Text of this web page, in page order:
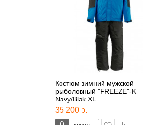
Костюм зимний мужской
рыболовный "FREEZE"-K
Navy/Blak XL
35 200 р.
в закладки